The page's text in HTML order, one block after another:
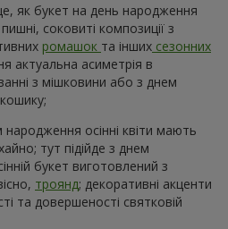
як букет на день народження
соковиті композиції з
ромашок та інших сезонних
актуальна асиметрія в
з мішковини або з днем
осінні квіти мають
тут підійде з днем
букет виготовлений з
троянд; декоративні акценти
та довершеності святковій